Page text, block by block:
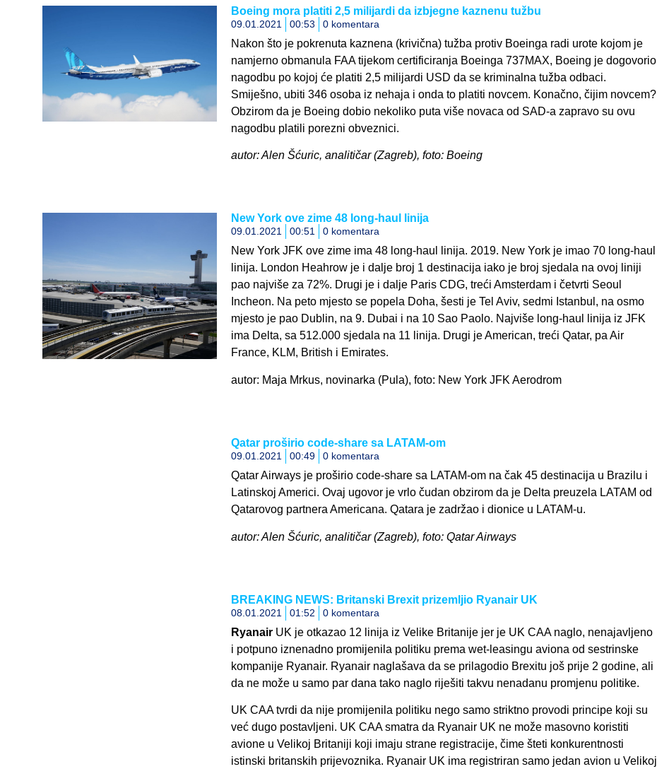
Boeing mora platiti 2,5 milijardi da izbjegne kaznenu tužbu
09.01.2021 00:53 0 komentara
Nakon što je pokrenuta kaznena (krivična) tužba protiv Boeinga radi urote kojom je
namjerno obmanula FAA tijekom certificiranja Boeinga 737MAX, Boeing je dogovorio
nagodbu po kojoj će platiti 2,5 milijardi USD da se kriminalna tužba odbaci.
Smiješno, ubiti 346 osoba iz nehaja i onda to platiti novcem. Konačno, čijim novcem?
Obzirom da je Boeing dobio nekoliko puta više novaca od SAD-a zapravo su ovu
nagodbu platili porezni obveznici.
autor: Alen Šćuric, analitičar (Zagreb), foto: Boeing
New York ove zime 48 long-haul linija
09.01.2021 00:51 0 komentara
New York JFK ove zime ima 48 long-haul linija. 2019. New York je imao 70 long-haul
linija. London Heahrow je i dalje broj 1 destinacija iako je broj sjedala na ovoj liniji
pao najviše za 72%. Drugi je i dalje Paris CDG, treći Amsterdam i četvrti Seoul
Incheon. Na peto mjesto se popela Doha, šesti je Tel Aviv, sedmi Istanbul, na osmo
mjesto je pao Dublin, na 9. Dubai i na 10 Sao Paolo. Najviše long-haul linija iz JFK
ima Delta, sa 512.000 sjedala na 11 linija. Drugi je American, treći Qatar, pa Air
France, KLM, British i Emirates.
autor: Maja Mrkus, novinarka (Pula), foto: New York JFK Aerodrom
Qatar proširio code-share sa LATAM-om
09.01.2021 00:49 0 komentara
Qatar Airways je proširio code-share sa LATAM-om na čak 45 destinacija u Brazilu i
Latinskoj Americi. Ovaj ugovor je vrlo čudan obzirom da je Delta preuzela LATAM od
Qatarovog partnera Americana. Qatara je zadržao i dionice u LATAM-u.
autor: Alen Šćuric, analitičar (Zagreb), foto: Qatar Airways
BREAKING NEWS: Britanski Brexit prizemljio Ryanair UK
08.01.2021 01:52 0 komentara
Ryanair UK je otkazao 12 linija iz Velike Britanije jer je UK CAA naglo, nenajavljeno
i potpuno iznenadno promijenila politiku prema wet-leasingu aviona od sestrinske
kompanije Ryanair. Ryanair naglašava da se prilagodio Brexitu još prije 2 godine, ali
da ne može u samo par dana tako naglo riješiti takvu nenadanu promjenu politike.
UK CAA tvrdi da nije promijenila politiku nego samo striktno provodi principe koji su
već dugo postavljeni. UK CAA smatra da Ryanair UK ne može masovno koristiti
avione u Velikoj Britaniji koji imaju strane registracije, čime šteti konkurentnosti
istinski britanskih prijevoznika. Ryanair UK ima registriran samo jedan avion u Velikoj